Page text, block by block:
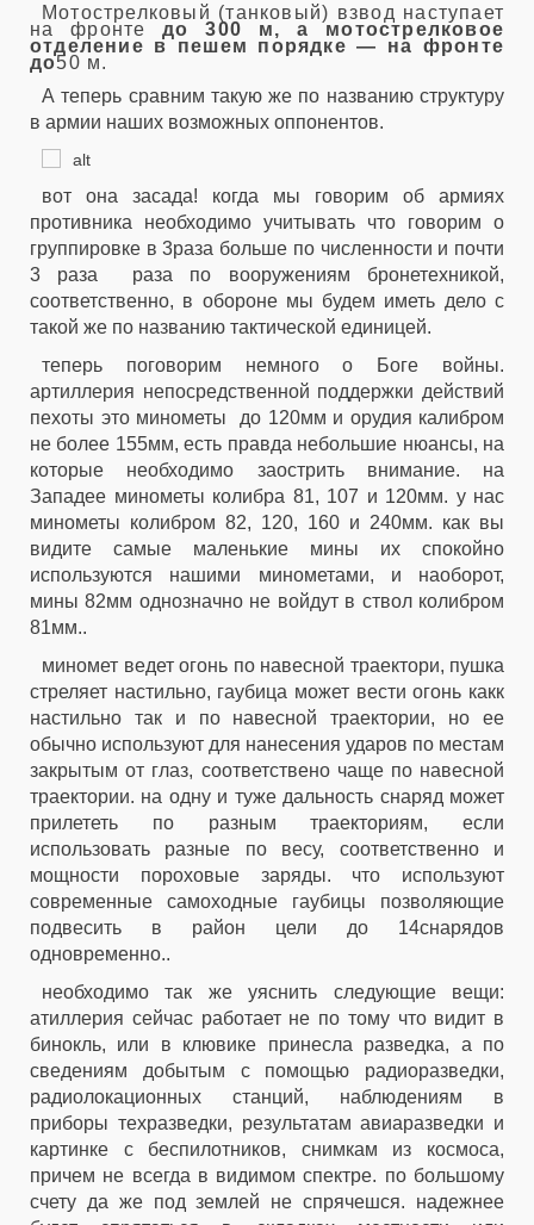
Мотострелковый (танковый) взвод наступает
на фронтедо 300 м, а мотострелковое
отделение в пешем порядке — на фронте
до50 м.
А теперь сравним такую же по названию структуру
в армии наших возможных оппонентов.
вот она засада! когда мы говорим об армиях
противника необходимо учитывать что говорим о
группировке в 3раза больше по численности и почти
3 раза раза по вооружениям бронетехникой,
соответственно, в обороне мы будем иметь дело с
такой же по названию тактической единицей.
теперь поговорим немного о Боге войны.
артиллерия непосредственной поддержки действий
пехоты это минометы до 120мм и орудия калибром
не более 155мм, есть правда небольшие нюансы, на
которые необходимо заострить внимание. на
Западее минометы колибра 81, 107 и 120мм. у нас
минометы колибром 82, 120, 160 и 240мм. как вы
видите самые маленькие мины их спокойно
используются нашими минометами, и наоборот,
мины 82мм однозначно не войдут в ствол колибром
81мм..
миномет ведет огонь по навесной траектори, пушка
стреляет настильно, гаубица может вести огонь какк
настильно так и по навесной траектории, но ее
обычно используют для нанесения ударов по местам
закрытым от глаз, соответствено чаще по навесной
траектории. на одну и туже дальность снаряд может
прилететь по разным траекториям, если
использовать разные по весу, соответственно и
мощности пороховые заряды. что используют
современные самоходные гаубицы позволяющие
подвесить в район цели до 14снарядов
одновременно..
необходимо так же уяснить следующие вещи:
атиллерия сейчас работает не по тому что видит в
бинокль, или в клювике принесла разведка, а по
сведениям добытым с помощью радиоразведки,
радиолокационных станций, наблюдениям в
приборы техразведки, результатам авиаразведки и
картинке с беспилотников, снимкам из космоса,
причем не всегда в видимом спектре. по большому
счету да же под землей не спрячешся. надежнее